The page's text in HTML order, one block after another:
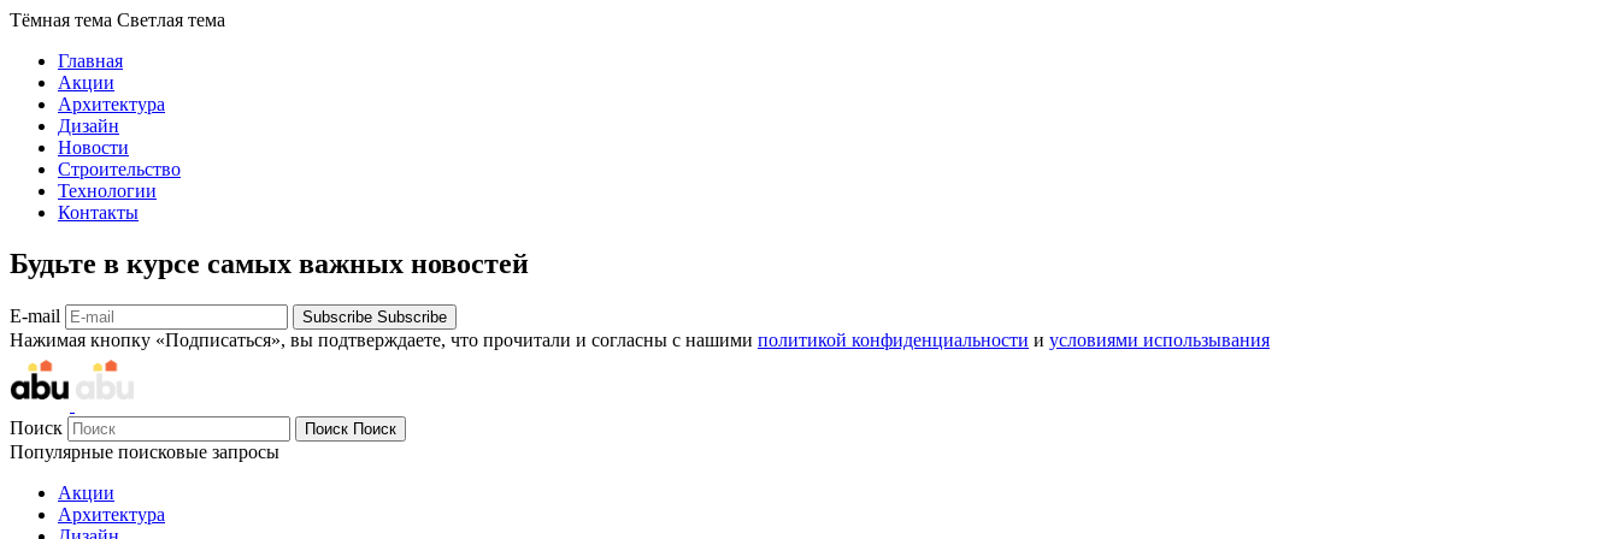
Тёмная тема Светлая тема
Главная
Акции
Архитектура
Дизайн
Новости
Строительство
Технологии
Контакты
Будьте в курсе самых важных новостей
E-mail Subscribe Subscribe
Нажимая кнопку «Подписаться», вы подтверждаете, что прочитали и согласны с нашими политикой конфиденциальности и условиями использывания
Поиск Поиск Поиск
Популярные поисковые запросы
Акции
Архитектура